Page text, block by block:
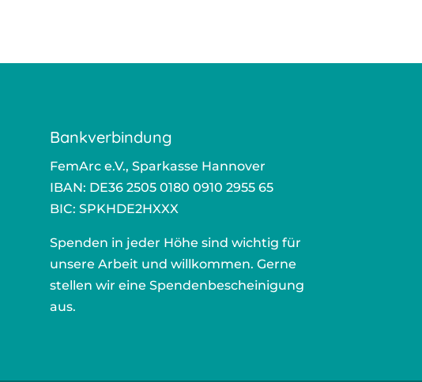
Bankverbindung
FemArc e.V., Sparkasse Hannover
IBAN: DE36 2505 0180 0910 2955 65
BIC: SPKHDE2HXXX
Spenden in jeder Höhe sind wichtig für
unsere Arbeit und willkommen. Gerne
stellen wir eine Spendenbescheinigung
aus.